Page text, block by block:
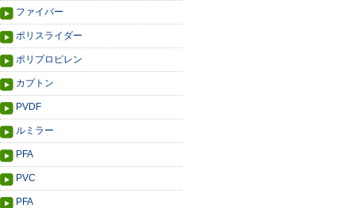
ファイバー
ポリスライダー
ポリプロピレン
カプトン
PVDF
ルミラー
PFA
PVC
PFA